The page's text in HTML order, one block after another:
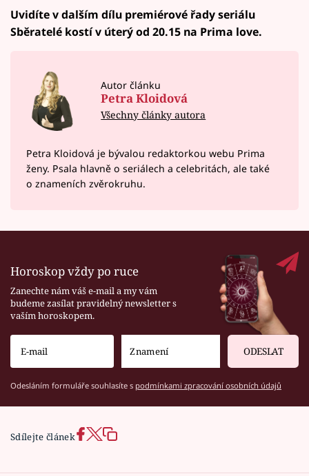
Uvidíte v dalším dílu premiérové řady seriálu
Sběratelé kostí v úterý od 20.15 na Prima love.
Autor článku
Petra Kloidová
Všechny články autora
Petra Kloidová je bývalou redaktorkou webu Prima
ženy. Psala hlavně o seriálech a celebritách, ale také
o znameních zvěrokruhu.
Horoskop vždy po ruce
Zanechte nám váš e-mail a my vám
budeme zasílat pravidelný newsletter s
vaším horoskopem.
ODESLAT
Odesláním formuláře souhlasíte s podmínkami zpracování osobních údajů
Sdílejte článek